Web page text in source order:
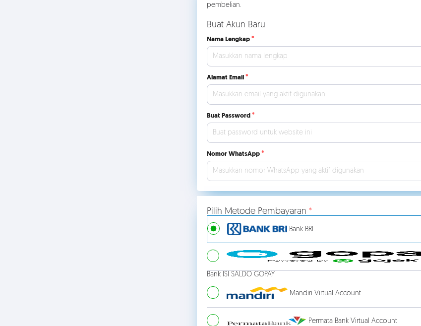
pembelian.
Buat Akun Baru
Nama Lengkap
Alamat Email
Buat Password
Nomor WhatsApp
Pilih Metode Pembayaran
Bank BRI
Bank ISI SALDO GOPAY
Mandiri Virtual Account
Permata Bank Virtual Account